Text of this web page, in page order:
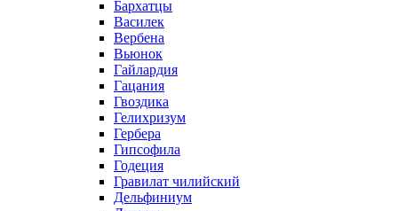
Бархатцы
Василек
Вербена
Вьюнок
Гайлардия
Гацания
Гвоздика
Гелихризум
Гербера
Гипсофила
Годеция
Гравилат чилийский
Дельфиниум